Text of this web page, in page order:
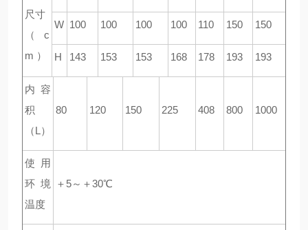
尺寸
（ c
m ）
W 100 100 100 100 110 150 150
H 143 153 153 168 178 193 193
内容
积
（L）
80 120 150 225 408 800 1000
使用
环境
温度
＋5～＋30℃